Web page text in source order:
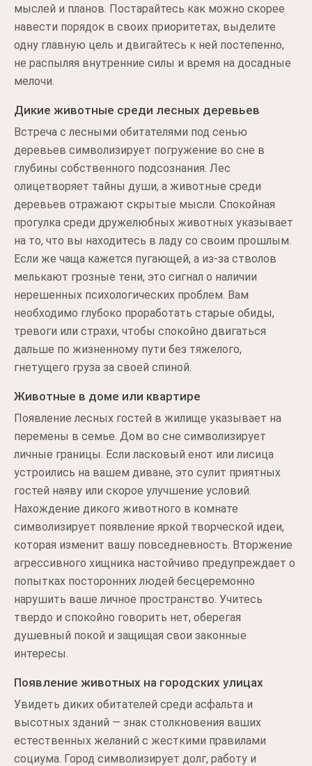
мыслей и планов. Постарайтесь как можно скорее
навести порядок в своих приоритетах, выделите
одну главную цель и двигайтесь к ней постепенно,
не распыляя внутренние силы и время на досадные
мелочи.
Дикие животные среди лесных деревьев
Встреча с лесными обитателями под сенью
деревьев символизирует погружение во сне в
глубины собственного подсознания. Лес
олицетворяет тайны души, а животные среди
деревьев отражают скрытые мысли. Спокойная
прогулка среди дружелюбных животных указывает
на то, что вы находитесь в ладу со своим прошлым.
Если же чаща кажется пугающей, а из-за стволов
мелькают грозные тени, это сигнал о наличии
нерешенных психологических проблем. Вам
необходимо глубоко проработать старые обиды,
тревоги или страхи, чтобы спокойно двигаться
дальше по жизненному пути без тяжелого,
гнетущего груза за своей спиной.
Животные в доме или квартире
Появление лесных гостей в жилище указывает на
перемены в семье. Дом во сне символизирует
личные границы. Если ласковый енот или лисица
устроились на вашем диване, это сулит приятных
гостей наяву или скорое улучшение условий.
Нахождение дикого животного в комнате
символизирует появление яркой творческой идеи,
которая изменит вашу повседневность. Вторжение
агрессивного хищника настойчиво предупреждает о
попытках посторонних людей бесцеремонно
нарушить ваше личное пространство. Учитесь
твердо и спокойно говорить нет, оберегая
душевный покой и защищая свои законные
интересы.
Появление животных на городских улицах
Увидеть диких обитателей среди асфальта и
высотных зданий — знак столкновения ваших
естественных желаний с жесткими правилами
социума. Город символизирует долг, работу и